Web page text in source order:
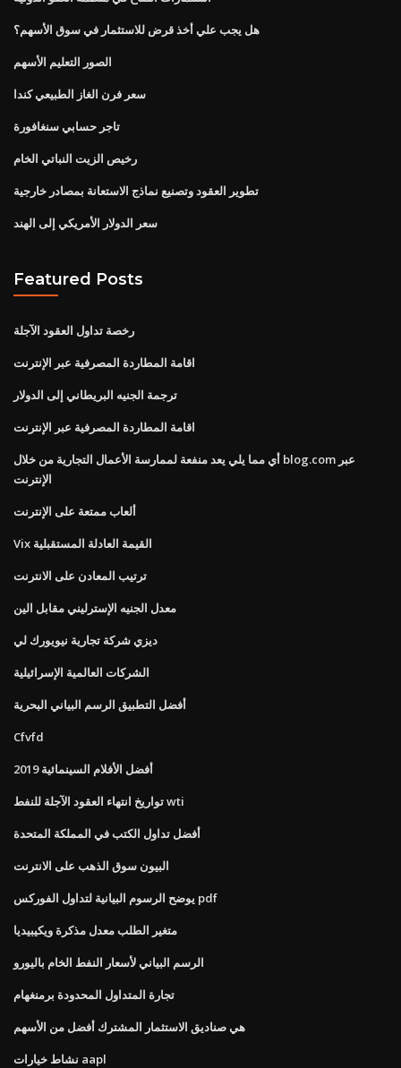
هل يجب علي أخذ قرض للاستثمار في سوق الأسهم؟
الصور التعليم الأسهم
سعر فرن الغاز الطبيعي كندا
تاجر حسابي سنغافورة
رخيص الزيت النباتي الخام
تطوير العقود وتصنيع نماذج الاستعانة بمصادر خارجية
سعر الدولار الأمريكي إلى الهند
Featured Posts
رخصة تداول العقود الآجلة
اقامة المطاردة المصرفية عبر الإنترنت
ترجمة الجنيه البريطاني إلى الدولار
اقامة المطاردة المصرفية عبر الإنترنت
أي مما يلي يعد منفعة لممارسة الأعمال التجارية من خلال blog.com عبر
الإنترنت
ألعاب ممتعة على الإنترنت
Vix القيمة العادلة المستقبلية
ترتيب المعادن على الانترنت
معدل الجنيه الإسترليني مقابل الين
ديزي شركة تجارية نيويورك لي
الشركات العالمية الإسرائيلية
أفضل التطبيق الرسم البياني البحرية
Cfvfd
أفضل الأفلام السينمائية 2019
تواريخ انتهاء العقود الآجلة للنفط wti
أفضل تداول الكتب في المملكة المتحدة
البيون سوق الذهب على الانترنت
يوضح الرسوم البيانية لتداول الفوركس pdf
متغير الطلب معدل مذكرة ويكيبيديا
الرسم البياني لأسعار النفط الخام باليورو
تجارة المتداول المحدودة برمنغهام
هي صناديق الاستثمار المشترك أفضل من الأسهم
نشاط خيارات aapl